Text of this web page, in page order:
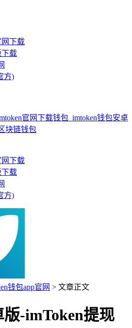
网下载
下载
方)
网下载
下载
方)
钱包app官网 > 文章正文
-imToken提现